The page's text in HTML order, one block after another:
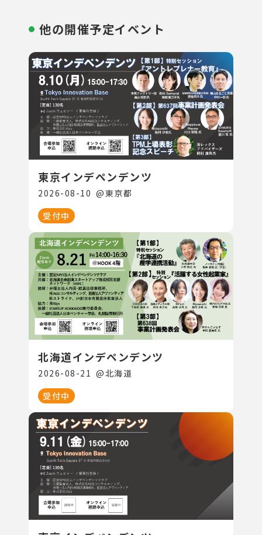
他の開催予定イベント
東京インデペンデンツ
2026-08-10 @東京都
受付中
北海道インデペンデンツ
2026-08-21 @北海道
受付中